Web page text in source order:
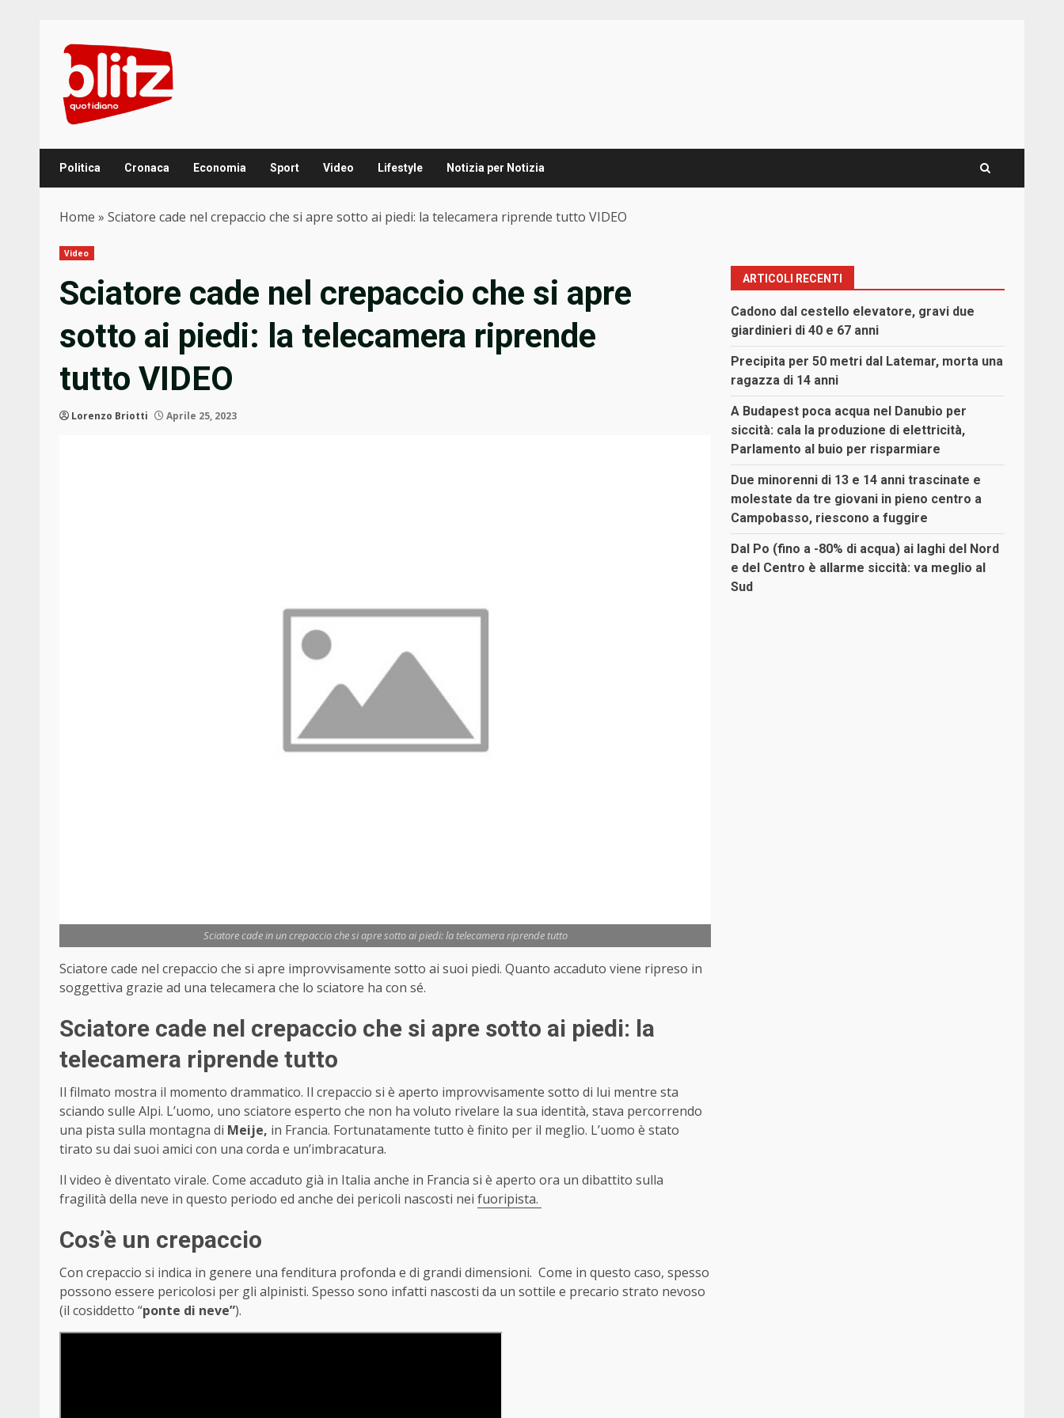
content
Politica Cronaca Economia Sport Video Lifestyle Notizia per Notizia
Home » Sciatore cade nel crepaccio che si apre sotto ai piedi: la telecamera riprende tutto VIDEO
Video
Sciatore cade nel crepaccio che si apre
sotto ai piedi: la telecamera riprende
tutto VIDEO
Lorenzo Briotti Aprile 25, 2023
Sciatore cade in un crepaccio che si apre sotto ai piedi: la telecamera riprende tutto
Sciatore cade nel crepaccio che si apre improvvisamente sotto ai suoi piedi. Quanto accaduto viene ripreso in
soggettiva grazie ad una telecamera che lo sciatore ha con sé.
Sciatore cade nel crepaccio che si apre sotto ai piedi: la
telecamera riprende tutto
Il filmato mostra il momento drammatico. Il crepaccio si è aperto improvvisamente sotto di lui mentre sta
sciando sulle Alpi. L’uomo, uno sciatore esperto che non ha voluto rivelare la sua identità, stava percorrendo
una pista sulla montagna di Meije, in Francia. Fortunatamente tutto è finito per il meglio. L’uomo è stato
tirato su dai suoi amici con una corda e un’imbracatura.
Il video è diventato virale. Come accaduto già in Italia anche in Francia si è aperto ora un dibattito sulla
fragilità della neve in questo periodo ed anche dei pericoli nascosti nei fuoripista.
Cos’è un crepaccio
Con crepaccio si indica in genere una fenditura profonda e di grandi dimensioni. Come in questo caso, spesso
possono essere pericolosi per gli alpinisti. Spesso sono infatti nascosti da un sottile e precario strato nevoso
(il cosiddetto “ponte di neve”).
ARTICOLI RECENTI
Cadono dal cestello elevatore, gravi due
giardinieri di 40 e 67 anni
Precipita per 50 metri dal Latemar, morta una
ragazza di 14 anni
A Budapest poca acqua nel Danubio per
siccità: cala la produzione di elettricità,
Parlamento al buio per risparmiare
Due minorenni di 13 e 14 anni trascinate e
molestate da tre giovani in pieno centro a
Campobasso, riescono a fuggire
Dal Po (fino a -80% di acqua) ai laghi del Nord
e del Centro è allarme siccità: va meglio al
Sud